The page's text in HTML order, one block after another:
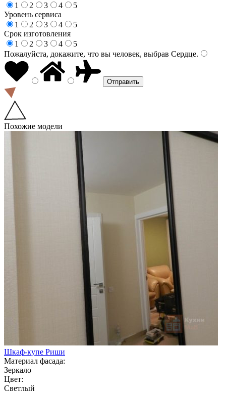
1
2 3 4
5
Уровень сервиса
1
2 3 4
5
Срок изготовления
1
2 3 4
5
Пожалуйста, докажите, что вы человек, выбрав Сердце.
Похожие модели
Шкаф-купе Риши
Материал фасада:
Зеркало
Цвет:
Светлый